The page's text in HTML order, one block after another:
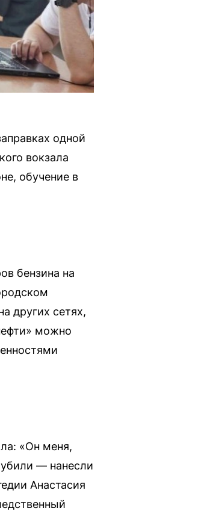
одной
вокзала
обучение в
бензина на
других сетях,
можно
«Он меня,
убили — нанесли
Анастасия